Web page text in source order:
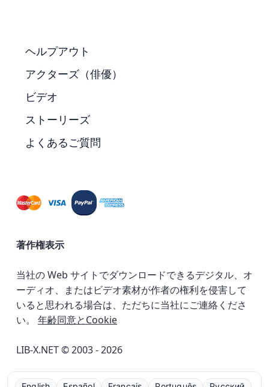
ヘルプアウト
アクターズ（俳優）
ビデオ
ストーリーズ
よくあるご質問
著作権表示
当社の Web サイトでダウンロードできるデジタル、オ
ーディオ、またはビデオ素材が作者の権利を侵害して
いると思われる場合は、ただちに当社にご連絡くださ
い。 年齢同意とCookie
LIB-X.NET © 2003 - 2026